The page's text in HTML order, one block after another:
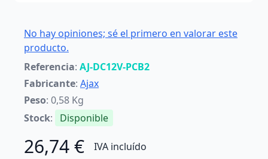
No hay opiniones; sé el primero en valorar este
producto.
Referencia: AJ-DC12V-PCB2
Fabricante: Ajax
Peso: 0,58 Kg
Stock: Disponible
26,74 € IVA incluído